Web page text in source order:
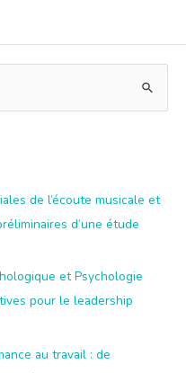
de l’écoute musicale et
d’une étude
et Psychologie
pour le leadership
au travail : de